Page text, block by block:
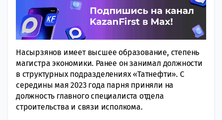
Насырзянов имеет высшее образование, степень
магистра экономики. Ранее он занимал должности
в структурных подразделениях «Татнефти». С
середины мая 2023 года парня приняли на
должность главного специалиста отдела
строительства и связи исполкома.